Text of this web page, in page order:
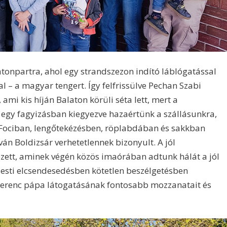
ahol egy strandszezon indító láblógatással
– a magyar tengert. Így felfrissülve Pechan Szabi
kis híján Balaton körüli séta lett, mert a
fagyizásban kiegyezve hazaértünk a szállásunkra,
lengőtekézésben, röplabdában és sakkban
Boldizsár verhetetlennek bizonyult. A jól
aminek végén közös imaórában adtunk hálát a jól
elcsendesedésben kötetlen beszélgetésben
pápa látogatásának fontosabb mozzanatait és